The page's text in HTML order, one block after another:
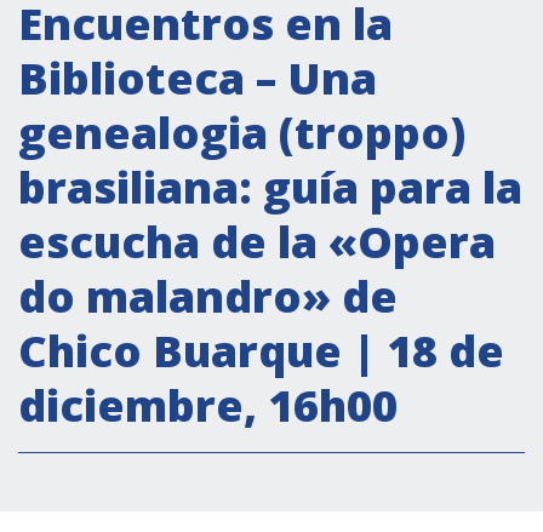
Secretaría Cultural
Secretaría Socioeconómica
Secretaría Técnico-científica
Forum Pymes
Conferencia Italia- América Latina y el Caribe
Red para la promoción de la igualdad de
género
Becas
Partnership
Encuentros en la
Biblioteca – Una
genealogia (troppo)
brasiliana: guía para la
escucha de la «Opera
do malandro» de
Chico Buarque | 18 de
diciembre, 16h00